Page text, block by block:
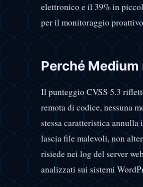
elettronico e il 39% in
per il monitoraggio
Perché
Il punteggio CVSS 5.3
remota di codice, nessuna
stessa caratteristica
lascia file malevoli, non
risiede nei log del server
analizzati sui sistemi